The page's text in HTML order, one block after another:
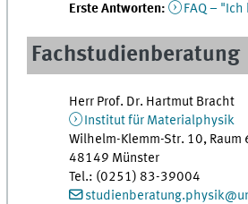
Erste Antworten:
FAQ –
Fachstudienberatung
Herr Prof. Dr. Hartmut Bracht
Institut für Materialphysik
Wilhelm-Klemm-Str. 10, Raum
48149 Münster
Tel.: (0251) 83-39004